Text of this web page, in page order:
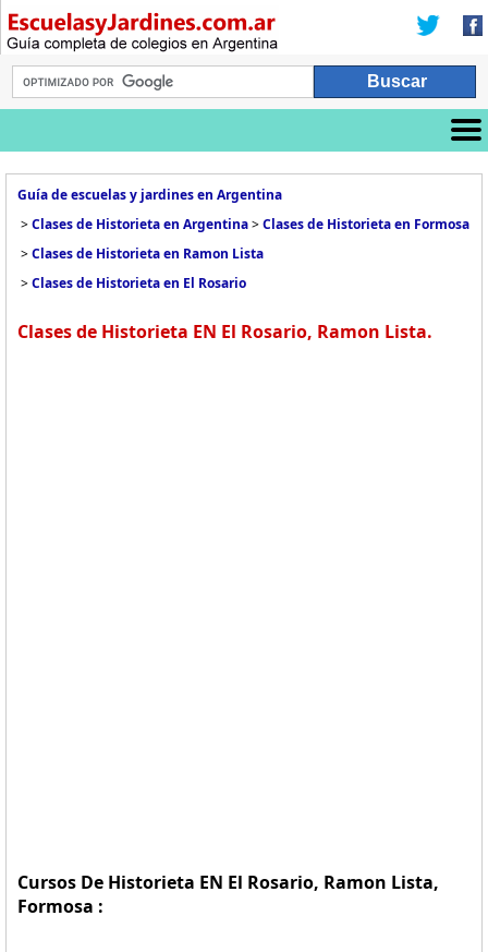
Guía de escuelas y jardines en Argentina
>Clases de Historieta en Argentina>Clases de Historieta en Formosa
>Clases de Historieta en Ramon Lista
>Clases de Historieta en El Rosario
Clases de Historieta EN El Rosario, Ramon Lista.
Cursos De Historieta EN El Rosario, Ramon Lista,
Formosa :